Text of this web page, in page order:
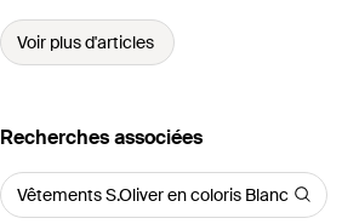
Voir plus d'articles
Recherches associées
Vêtements S.Oliver en coloris Blanc